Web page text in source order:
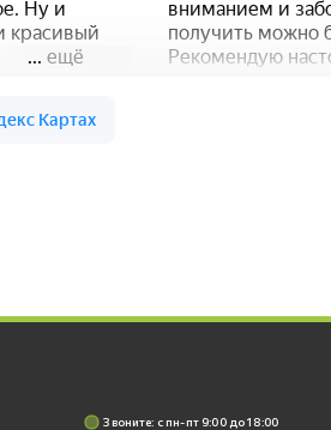
Звоните: c пн-пт 9:00 до 18:00